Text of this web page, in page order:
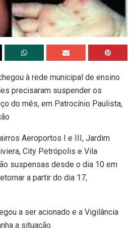
à rede municipal de ensino
precisaram suspender os
do mês, em Patrocínio Paulista,
Aeroportos I e III, Jardim
City Petrópolis e Vila
suspensas desde o dia 10 em
a partir do dia 17,
a ser acionado e a Vigilância
a situação.